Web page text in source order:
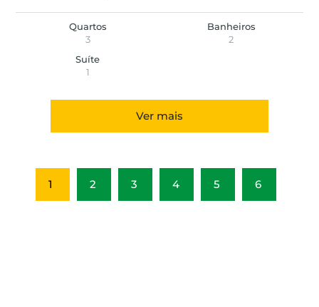
Quartos
3
Banheiros
2
Suíte
1
Ver mais
1 2 3 4 5 6